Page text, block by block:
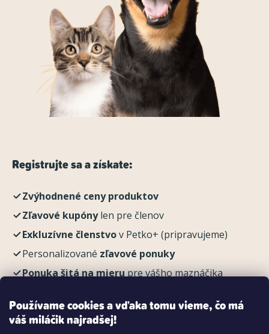
Používame cookies a vďaka tomu vieme, čo má
váš miláčik najradšej!
Registrujte sa a získate:
Zvýhodnené ceny produktov
Zľavové kupónylen pre členov
Exkluzívne členstvov Petko+ (pripravujeme)
Personalizované zľavové ponuky
Ponuka šitá na mierupre vášho maznáčika